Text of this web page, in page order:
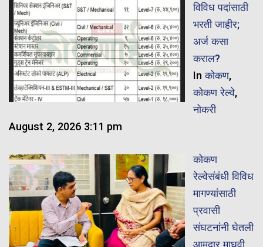
विविध पदांसाठी
भरती जाहीर;
अर्ज कसा
कराल?
Inकोकण,
कोकण रेल्वे,
नोकरी
August 2, 2026 3:11 pm
कोकण
रेल्वेसंबंधी विविध
मागण्यांसाठी
प्रवासी
संघटनांनी घेतली
आमदार माधवी